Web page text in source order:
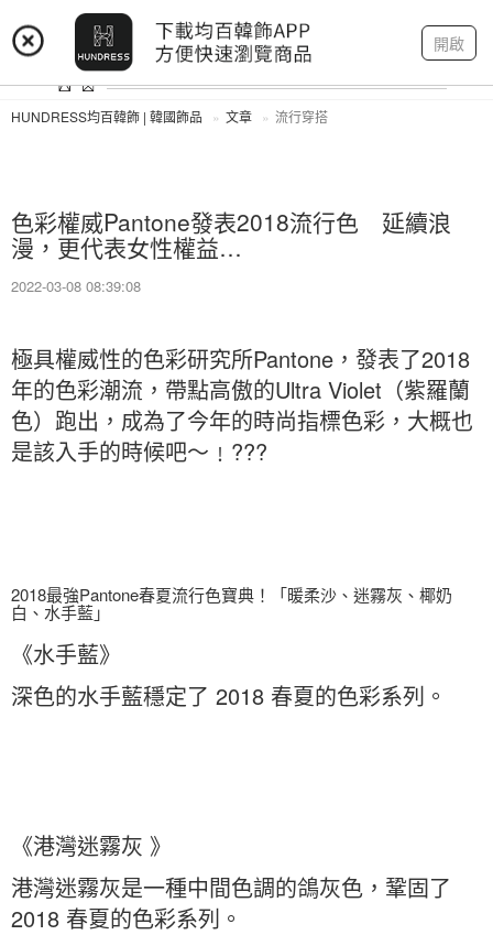
開啟
登入 註冊 我的帳戶
HUNDRESS均百韓飾 | 韓國飾品 文章 流行穿搭
色彩權威Pantone發表2018流行色 延續浪
漫，更代表女性權益…
2022-03-08 08:39:08
極具權威性的色彩研究所Pantone，發表了2018
年的色彩潮流，帶點高傲的Ultra Violet（紫羅蘭
色）跑出，成為了今年的時尚指標色彩，大概也
是該入手的時候吧～﹗???
2018最強Pantone春夏流行色寶典！「暖柔沙、迷霧灰、椰奶
白、水手藍」
《水手藍》
深色的水手藍穩定了 2018 春夏的色彩系列。
《港灣迷霧灰 》
港灣迷霧灰是一種中間色調的鴿灰色，鞏固了
2018 春夏的色彩系列。